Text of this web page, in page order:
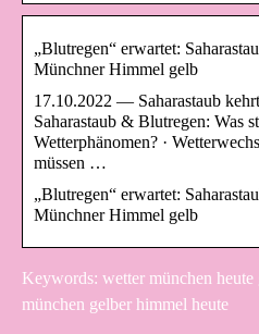
„Blutregen“ erwartet:
Münchner Himmel gelb
17.10.2022 — Saharastaub
Saharastaub & Blutregen: Was
Wetterphänomen? ·
müssen …
„Blutregen“ erwartet:
Münchner Himmel gelb
Keywords: wetter münchen
münchen gelber himmel heute